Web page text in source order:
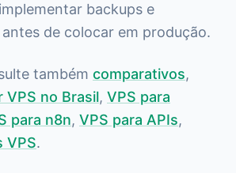
backups e
de colocar em produção.
também comparativos,
VPS no Brasil, VPS para
para n8n, VPS para APIs,
VPS.